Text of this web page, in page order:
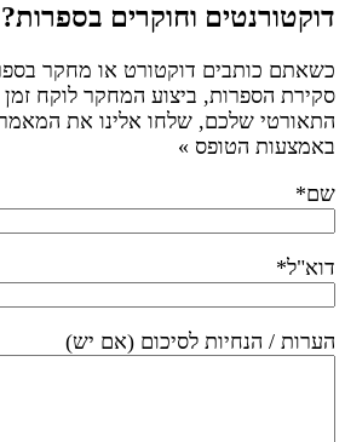
דוקטורנטים וחוקרים בספרות?
כשאתם כותבים דוקטורט או מחקר
סקירת הספרות, ביצוע המחקר לוקח
התאורטי שלכם, שלחו אלינו את
באמצעות הטופס »
שם*
דוא"ל*
הערות / הנחיות לסיכום (אם יש)